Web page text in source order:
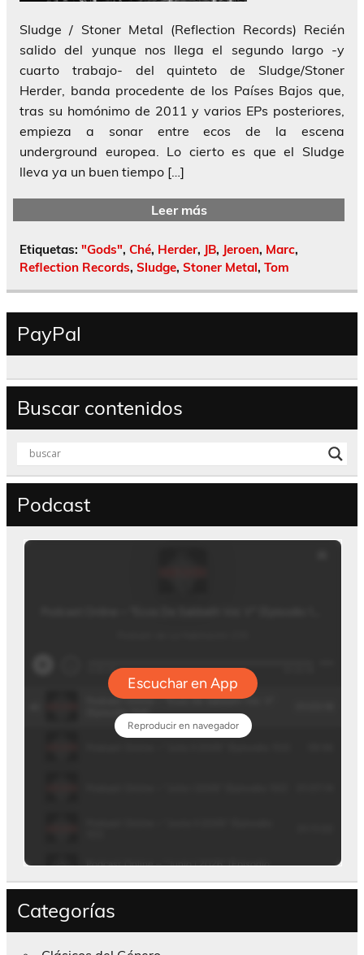
Sludge / Stoner Metal (Reflection Records) Recién
salido del yunque nos llega el segundo largo -y
cuarto trabajo- del quinteto de Sludge/Stoner
Herder, banda procedente de los Países Bajos que,
tras su homónimo de 2011 y varios EPs posteriores,
empieza a sonar entre ecos de la escena
underground europea. Lo cierto es que el Sludge
lleva ya un buen tiempo […]
Leer más
Etiquetas: "Gods", Ché, Herder, JB, Jeroen, Marc,
Reflection Records, Sludge, Stoner Metal, Tom
PayPal
Buscar contenidos
Podcast
Categorías